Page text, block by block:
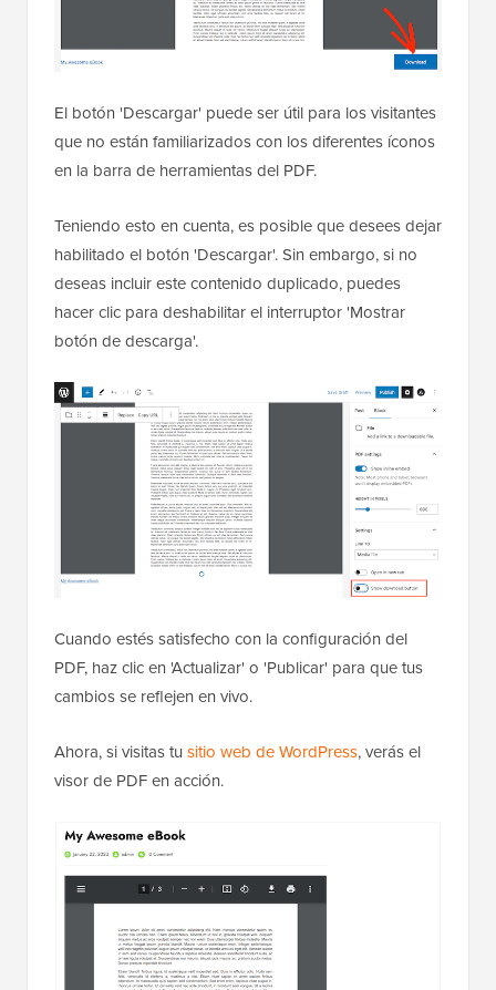
El botón 'Descargar' puede ser útil para los visitantes
que no están familiarizados con los diferentes íconos
en la barra de herramientas del PDF.
Teniendo esto en cuenta, es posible que desees dejar
habilitado el botón 'Descargar'. Sin embargo, si no
deseas incluir este contenido duplicado, puedes
hacer clic para deshabilitar el interruptor 'Mostrar
botón de descarga'.
Cuando estés satisfecho con la configuración del
PDF, haz clic en 'Actualizar' o 'Publicar' para que tus
cambios se reflejen en vivo.
Ahora, si visitas tu sitio web de WordPress, verás el
visor de PDF en acción.